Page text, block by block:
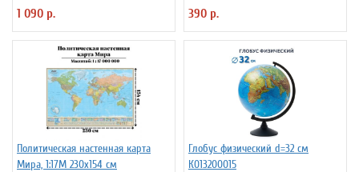
1 090 р. 390 р.
Политическая настенная карта
Мира, 1:17М 230х154 см
Глобус физический d=32 см
К013200015